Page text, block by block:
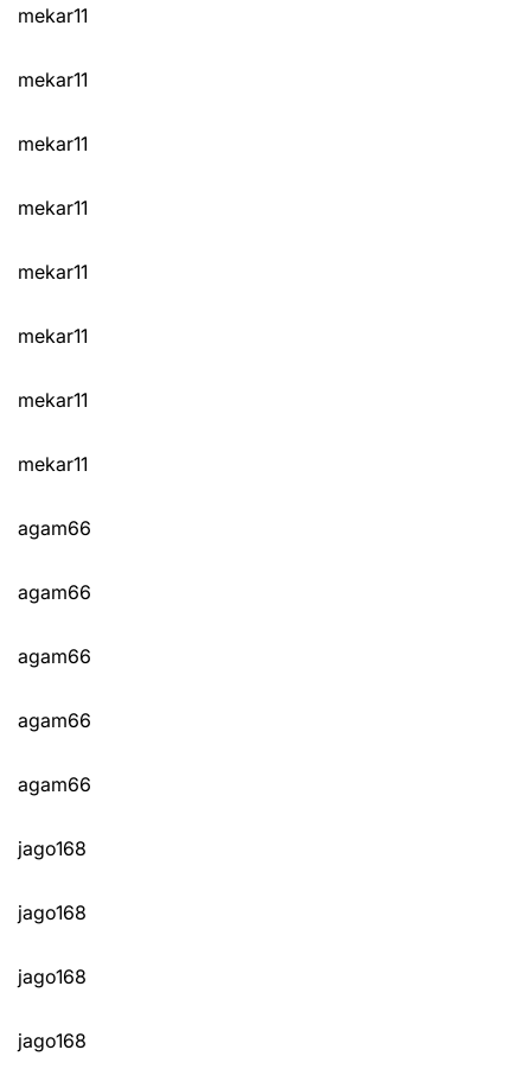
mekar11
mekar11
mekar11
mekar11
mekar11
mekar11
mekar11
mekar11
agam66
agam66
agam66
agam66
agam66
jago168
jago168
jago168
jago168